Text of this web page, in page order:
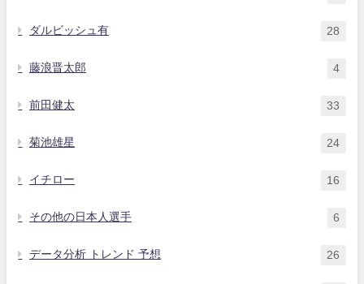
ダルビッシュ有 28
藤浪晋太郎 4
前田健太 33
菊池雄星 24
イチロー 16
その他の日本人選手 6
データ分析 トレンド 予想 26